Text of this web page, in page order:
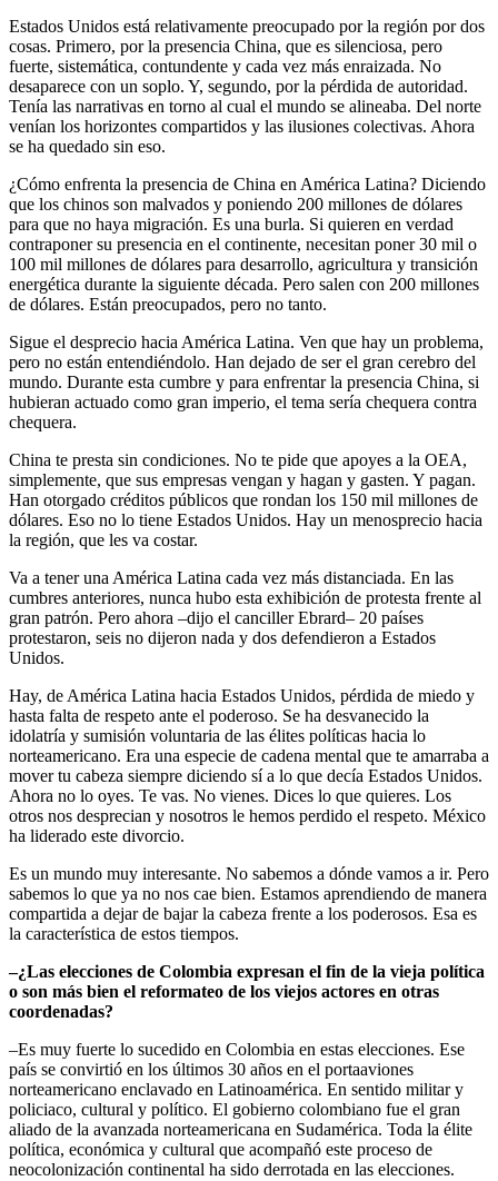
Estados Unidos está relativamente preocupado por la región por dos
cosas. Primero, por la presencia China, que es silenciosa, pero
fuerte, sistemática, contundente y cada vez más enraizada. No
desaparece con un soplo. Y, segundo, por la pérdida de autoridad.
Tenía las narrativas en torno al cual el mundo se alineaba. Del norte
venían los horizontes compartidos y las ilusiones colectivas. Ahora
se ha quedado sin eso.
¿Cómo enfrenta la presencia de China en América Latina? Diciendo
que los chinos son malvados y poniendo 200 millones de dólares
para que no haya migración. Es una burla. Si quieren en verdad
contraponer su presencia en el continente, necesitan poner 30 mil o
100 mil millones de dólares para desarrollo, agricultura y transición
energética durante la siguiente década. Pero salen con 200 millones
de dólares. Están preocupados, pero no tanto.
Sigue el desprecio hacia América Latina. Ven que hay un problema,
pero no están entendiéndolo. Han dejado de ser el gran cerebro del
mundo. Durante esta cumbre y para enfrentar la presencia China, si
hubieran actuado como gran imperio, el tema sería chequera contra
chequera.
China te presta sin condiciones. No te pide que apoyes a la OEA,
simplemente, que sus empresas vengan y hagan y gasten. Y pagan.
Han otorgado créditos públicos que rondan los 150 mil millones de
dólares. Eso no lo tiene Estados Unidos. Hay un menosprecio hacia
la región, que les va costar.
Va a tener una América Latina cada vez más distanciada. En las
cumbres anteriores, nunca hubo esta exhibición de protesta frente al
gran patrón. Pero ahora –dijo el canciller Ebrard– 20 países
protestaron, seis no dijeron nada y dos defendieron a Estados
Unidos.
Hay, de América Latina hacia Estados Unidos, pérdida de miedo y
hasta falta de respeto ante el poderoso. Se ha desvanecido la
idolatría y sumisión voluntaria de las élites políticas hacia lo
norteamericano. Era una especie de cadena mental que te amarraba a
mover tu cabeza siempre diciendo sí a lo que decía Estados Unidos.
Ahora no lo oyes. Te vas. No vienes. Dices lo que quieres. Los
otros nos desprecian y nosotros le hemos perdido el respeto. México
ha liderado este divorcio.
Es un mundo muy interesante. No sabemos a dónde vamos a ir. Pero
sabemos lo que ya no nos cae bien. Estamos aprendiendo de manera
compartida a dejar de bajar la cabeza frente a los poderosos. Esa es
la característica de estos tiempos.
–¿Las elecciones de Colombia expresan el fin de la vieja política
o son más bien el reformateo de los viejos actores en otras
coordenadas?
–Es muy fuerte lo sucedido en Colombia en estas elecciones. Ese
país se convirtió en los últimos 30 años en el portaaviones
norteamericano enclavado en Latinoamérica. En sentido militar y
policiaco, cultural y político. El gobierno colombiano fue el gran
aliado de la avanzada norteamericana en Sudamérica. Toda la élite
política, económica y cultural que acompañó este proceso de
neocolonización continental ha sido derrotada en las elecciones.